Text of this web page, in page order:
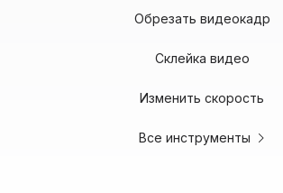
Обрезать видеокадр
Склейка видео
Изменить скорость
Все инструменты